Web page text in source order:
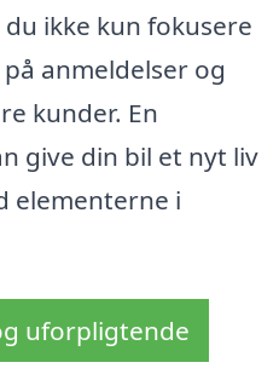
ikke kun fokusere
anmeldelser og
kunder. En
give din bil et nyt liv
elementerne i
uforpligtende